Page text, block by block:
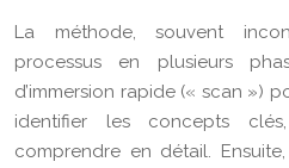
La méthode, souvent
processus en plusieurs
d’immersion rapide (« scan »)
identifier les concepts
comprendre en détail.